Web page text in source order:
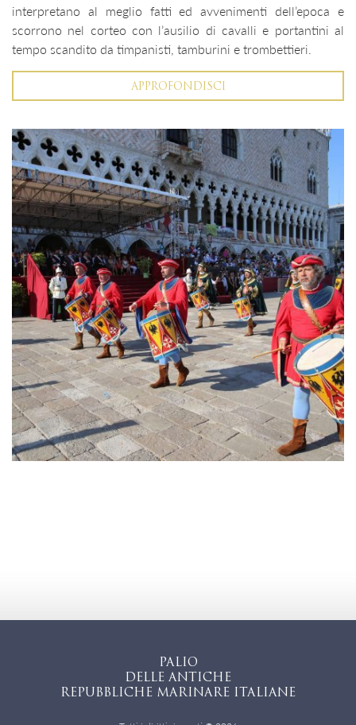
interpretano al meglio fatti ed avvenimenti dell’epoca e
scorrono nel corteo con l’ausilio di cavalli e portantini al
tempo scandito da timpanisti, tamburini e trombettieri.
APPROFONDISCI
PALIO
DELLE ANTICHE
REPUBBLICHE MARINARE ITALIANE